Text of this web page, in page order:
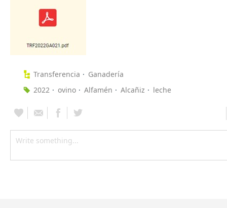
Transferencia
Ganadería
2022
ovino Alfamén Alcañiz leche